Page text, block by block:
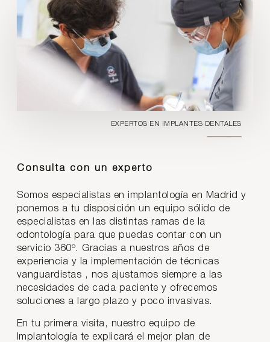
EXPERTOS EN IMPLANTES DENTALES
Consulta con un experto
Somos especialistas en implantología en Madrid y
ponemos a tu disposición un equipo sólido de
especialistas en las distintas ramas de la
odontología para que puedas contar con un
servicio 360º. Gracias a nuestros años de
experiencia y la implementación de técnicas
vanguardistas , nos ajustamos siempre a las
necesidades de cada paciente y ofrecemos
soluciones a largo plazo y poco invasivas.
En tu primera visita, nuestro equipo de
Implantología te explicará el mejor plan de